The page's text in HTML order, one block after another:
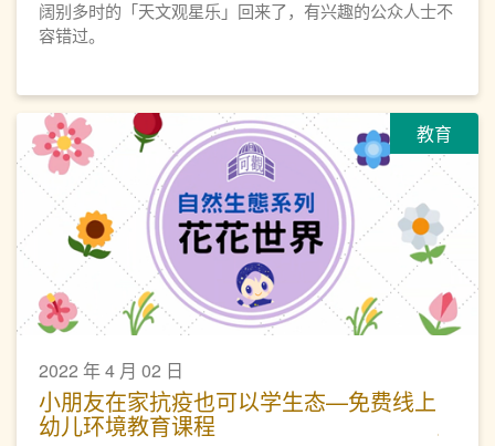
阔别多时的「天文观星乐」回来了，有兴趣的公众人士不
容错过。
教育
2022 年 4 月 02 日
小朋友在家抗疫也可以学生态—免费线上
幼儿环境教育课程